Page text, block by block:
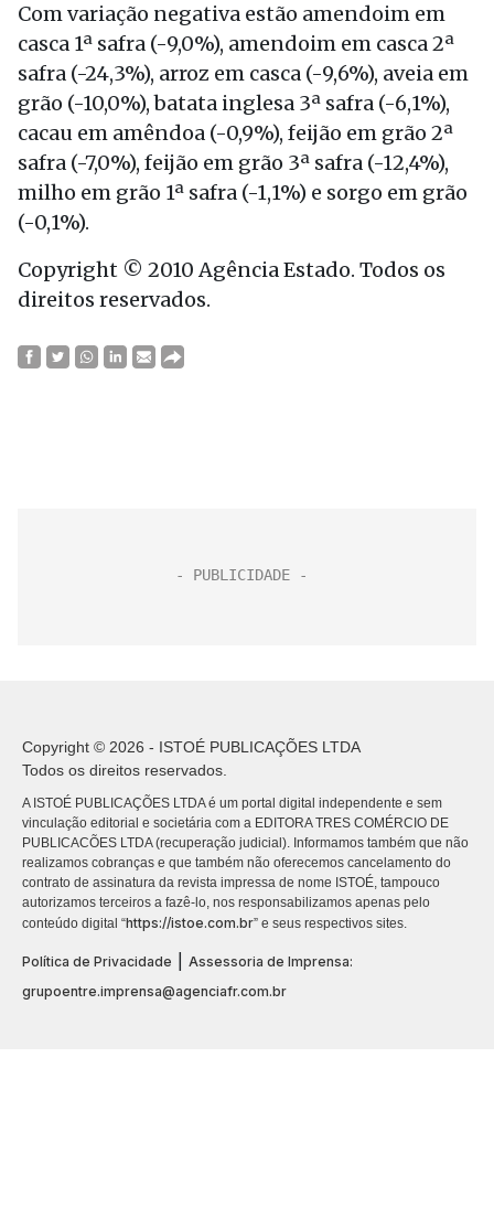
Com variação negativa estão amendoim em
casca 1ª safra (-9,0%), amendoim em casca 2ª
safra (-24,3%), arroz em casca (-9,6%), aveia em
grão (-10,0%), batata inglesa 3ª safra (-6,1%),
cacau em amêndoa (-0,9%), feijão em grão 2ª
safra (-7,0%), feijão em grão 3ª safra (-12,4%),
milho em grão 1ª safra (-1,1%) e sorgo em grão
(-0,1%).
Copyright © 2010 Agência Estado. Todos os
direitos reservados.
Copyright © 2026 - ISTOÉ PUBLICAÇÕES LTDA
Todos os direitos reservados.
A ISTOÉ PUBLICAÇÕES LTDA é um portal digital independente e sem
vinculação editorial e societária com a EDITORA TRES COMÉRCIO DE
PUBLICACÕES LTDA (recuperação judicial). Informamos também que não
realizamos cobranças e que também não oferecemos cancelamento do
contrato de assinatura da revista impressa de nome ISTOÉ, tampouco
autorizamos terceiros a fazê-lo, nos responsabilizamos apenas pelo
conteúdo digital “https://istoe.com.br” e seus respectivos sites.
Política de Privacidade
Assessoria de Imprensa:
grupoentre.imprensa@agenciafr.com.br